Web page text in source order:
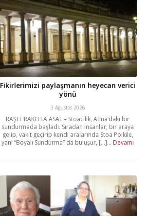
Fikirlerimizi paylaşmanın heyecan verici
yönü
3 Ağustos 2026
RAŞEL RAKELLA ASAL – Stoacılık, Atina’daki bir
sundurmada başladı. Sıradan insanlar; bir araya
gelip, vakit geçirip kendi aralarında Stoa Poikile,
yani “Boyalı Sundurma” da buluşur, [...]... Devamı